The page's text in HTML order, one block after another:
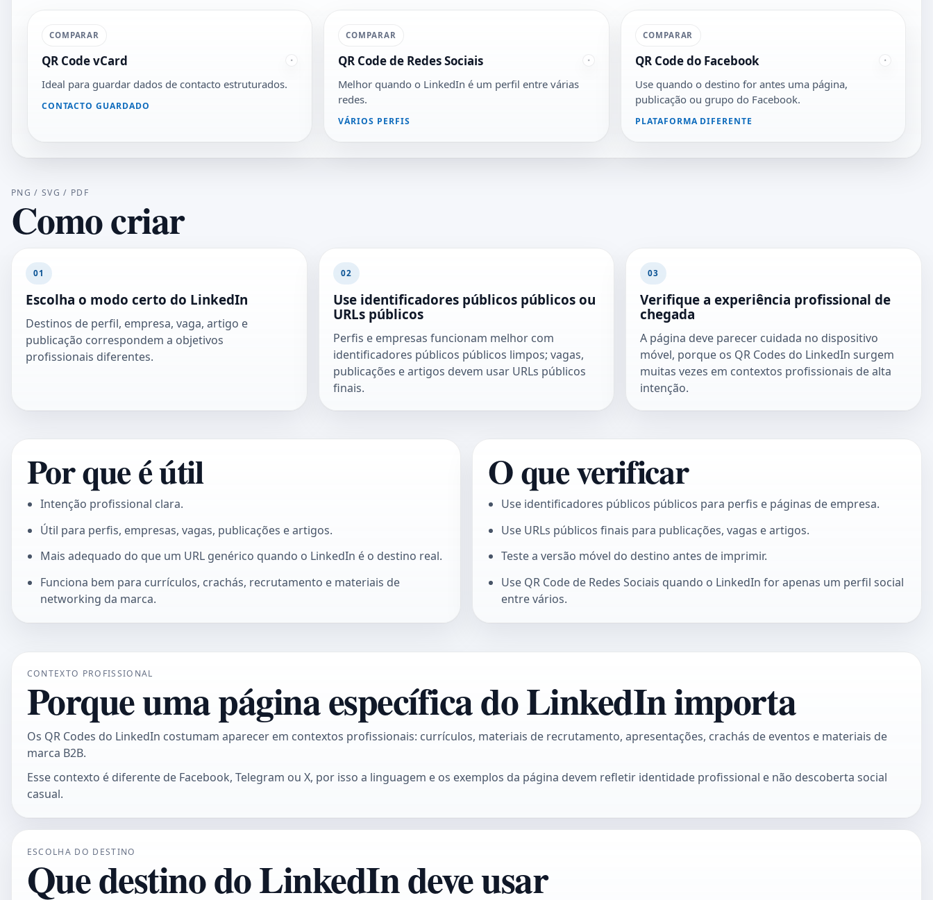
COMPARAR
QR Code vCard
Ideal para guardar dados de contacto estruturados.
CONTACTO GUARDADO
COMPARAR
QR Code de Redes Sociais
Melhor quando o LinkedIn é um perfil entre várias
redes.
VÁRIOS PERFIS
COMPARAR
QR Code do Facebook
Use quando o destino for antes uma página,
publicação ou grupo do Facebook.
PLATAFORMA DIFERENTE
PNG / SVG / PDF
Como criar
01
Escolha o modo certo do LinkedIn
Destinos de perfil, empresa, vaga, artigo e
publicação correspondem a objetivos
profissionais diferentes.
02
Use identificadores públicos públicos ou
URLs públicos
Perfis e empresas funcionam melhor com
identificadores públicos públicos limpos; vagas,
publicações e artigos devem usar URLs públicos
finais.
03
Verifique a experiência profissional de
chegada
A página deve parecer cuidada no dispositivo
móvel, porque os QR Codes do LinkedIn surgem
muitas vezes em contextos profissionais de alta
intenção.
Por que é útil
Intenção profissional clara.
Útil para perfis, empresas, vagas, publicações e artigos.
Mais adequado do que um URL genérico quando o LinkedIn é o destino real.
Funciona bem para currículos, crachás, recrutamento e materiais de
networking da marca.
O que verificar
Use identificadores públicos públicos para perfis e páginas de empresa.
Use URLs públicos finais para publicações, vagas e artigos.
Teste a versão móvel do destino antes de imprimir.
Use QR Code de Redes Sociais quando o LinkedIn for apenas um perfil social
entre vários.
CONTEXTO PROFISSIONAL
Porque uma página específica do LinkedIn importa
Os QR Codes do LinkedIn costumam aparecer em contextos profissionais: currículos, materiais de recrutamento, apresentações, crachás de eventos e materiais de
marca B2B.
Esse contexto é diferente de Facebook, Telegram ou X, por isso a linguagem e os exemplos da página devem refletir identidade profissional e não descoberta social
casual.
ESCOLHA DO DESTINO
Que destino do LinkedIn deve usar